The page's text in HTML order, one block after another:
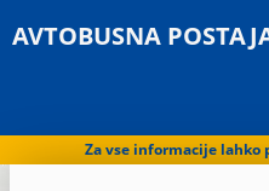
AVTOBUSNA
Za vse informacije lahko